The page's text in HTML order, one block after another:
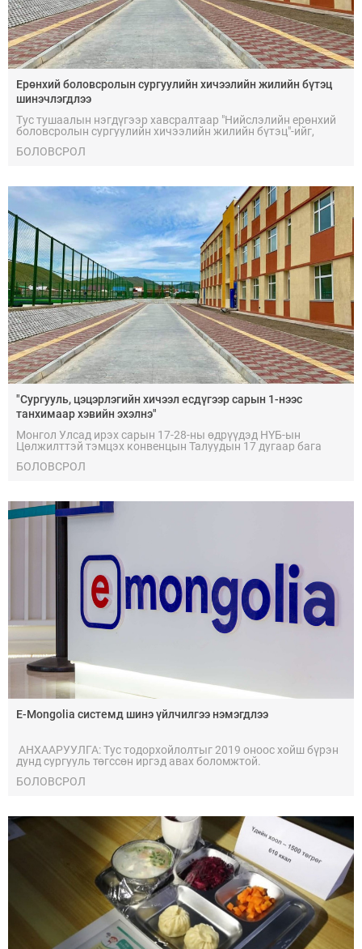
Ерөнхий боловсролын сургуулийн хичээлийн жилийн бүтэц
шинэчлэгдлээ
Тус тушаалын нэгдүгээр хавсралтаар "Нийслэлийн ерөнхий
боловсролын сургуулийн хичээлийн жилийн бүтэц"-ийг,
боловсролын сургуулийн хичээлийн жилийн бүтэц"-ийг тус
БОЛОВСРОЛ
"Сургууль, цэцэрлэгийн хичээл есдүгээр сарын 1-нээс
танхимаар хэвийн эхэлнэ"
Монгол Улсад ирэх сарын 17-28-ны өдрүүдэд НҮБ-ын
Цөлжилттэй тэмцэх конвенцын Талуудын 17 дугаар бага
цэцэрлэгийн үйл ажиллагаа эхлэх хуваарьт зохицуулалт
БОЛОВСРОЛ
E-Mongolia системд шинэ үйлчилгээ нэмэгдлээ
АНХААРУУЛГА: Тус тодорхойлолтыг 2019 оноос хойш бүрэн
дунд сургууль төгссөн иргэд авах боломжтой.
БОЛОВСРОЛ